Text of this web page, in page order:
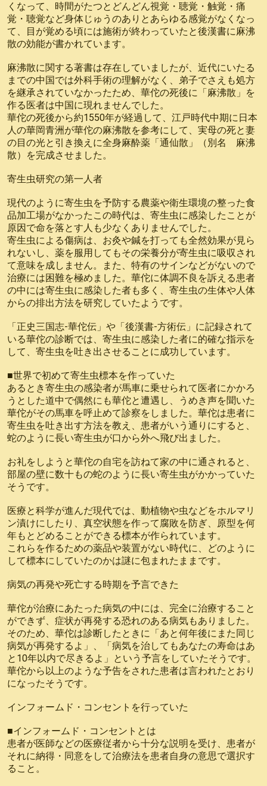
くなって、時間がたつとどんどん視覚・聴覚・触覚・痛
覚・聴覚など身体じゅうのありとあらゆる感覚がなくなっ
て、目が覚める頃には施術が終わっていたと後漢書に麻沸
散の効能が書かれています。
麻沸散に関する著書は存在していましたが、近代にいたる
までの中国では外科手術の理解がなく、弟子でさえも処方
を継承されていなかったため、華佗の死後に「麻沸散」を
作る医者は中国に現れませんでした。
華佗の死後から約1550年が経過して、江戸時代中期に日本
人の華岡青洲が華佗の麻沸散を参考にして、実母の死と妻
の目の光と引き換えに全身麻酔薬「通仙散」（別名 麻沸
散）を完成させました。
寄生虫研究の第一人者
現代のように寄生虫を予防する農薬や衛生環境の整った食
品加工場がなかったこの時代は、寄生虫に感染したことが
原因で命を落とす人も少なくありませんでした。
寄生虫による傷病は、お灸や鍼を打っても全然効果が見ら
れないし、薬を服用してもその栄養分が寄生虫に吸収され
て意味を成しません。また、特有のサインなどがないので
治療には困難を極めました。華佗に体調不良を訴える患者
の中には寄生虫に感染した者も多く、寄生虫の生体や人体
からの排出方法を研究していたようです。
「正史三国志-華佗伝」や「後漢書-方術伝」に記録されて
いる華佗の診断では、寄生虫に感染した者に的確な指示を
して、寄生虫を吐き出させることに成功しています。
■世界で初めて寄生虫標本を作っていた
あるとき寄生虫の感染者が馬車に乗せられて医者にかかろ
うとした道中で偶然にも華佗と遭遇し、うめき声を聞いた
華佗がその馬車を呼止めて診察をしました。華佗は患者に
寄生虫を吐き出す方法を教え、患者がいう通りにすると、
蛇のように長い寄生虫が口から外へ飛び出ました。
お礼をしようと華佗の自宅を訪ねて家の中に通されると、
部屋の壁に数十もの蛇のように長い寄生虫がかかっていた
そうです。
医療と科学が進んだ現代では、動植物や虫などをホルマリ
ン漬けにしたり、真空状態を作って腐敗を防ぎ、原型を何
年もとどめることができる標本が作られています。
これらを作るための薬品や装置がない時代に、どのように
して標本にしていたのかは謎に包まれたままです。
病気の再発や死亡する時期を予言できた
華佗が治療にあたった病気の中には、完全に治療すること
ができず、症状が再発する恐れのある病気もありました。
そのため、華佗は診断したときに「あと何年後にまた同じ
病気が再発するよ」、「病気を治してもあなたの寿命はあ
と10年以内で尽きるよ」という予言をしていたそうです。
華佗から以上のような予告をされた患者は言われたとおり
になったそうです。
インフォームド・コンセントを行っていた
■インフォームド・コンセントとは
患者が医師などの医療従者から十分な説明を受け、患者が
それに納得・同意をして治療法を患者自身の意思で選択す
ること。